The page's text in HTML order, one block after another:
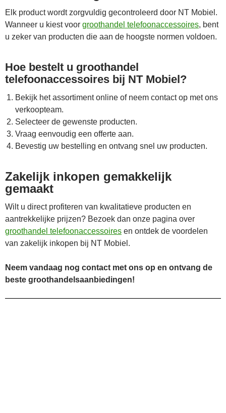
Elk product wordt zorgvuldig gecontroleerd door NT Mobiel.
Wanneer u kiest voor groothandel telefoonaccessoires, bent
u zeker van producten die aan de hoogste normen voldoen.
Hoe bestelt u groothandel
telefoonaccessoires bij NT Mobiel?
Bekijk het assortiment online of neem contact op met ons
verkoopteam.
Selecteer de gewenste producten.
Vraag eenvoudig een offerte aan.
Bevestig uw bestelling en ontvang snel uw producten.
Zakelijk inkopen gemakkelijk
gemaakt
Wilt u direct profiteren van kwalitatieve producten en
aantrekkelijke prijzen? Bezoek dan onze pagina over
groothandel telefoonaccessoires en ontdek de voordelen
van zakelijk inkopen bij NT Mobiel.
Neem vandaag nog contact met ons op en ontvang de
beste groothandelsaanbiedingen!